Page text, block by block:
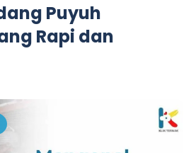
Puyuh
Rapi dan